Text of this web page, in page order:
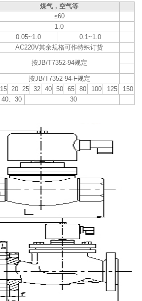
煤气，空气等
≤60
1.0
0.05~1.0
0.1~1.0
AC220V其余规格可作特殊订货
按JB/T7352-94规定
按JB/T7352-94·F规定
15 20 25 32 40 50 65 80 100 125
150
40、30 30